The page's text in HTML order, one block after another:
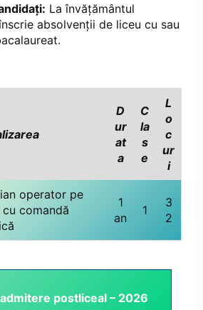
La învățământul
absolvenții de liceu cu sau
D
ur
at
a
C
la
s
e
L
o
c
ur
i
operator pe
cu comandă
1
an
1
3
2
postliceal – 2026